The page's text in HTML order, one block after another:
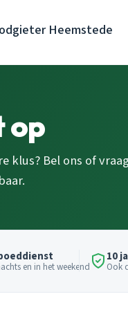
Heemstede
op
klus? Bel ons of
en in het weekend
10
Ook